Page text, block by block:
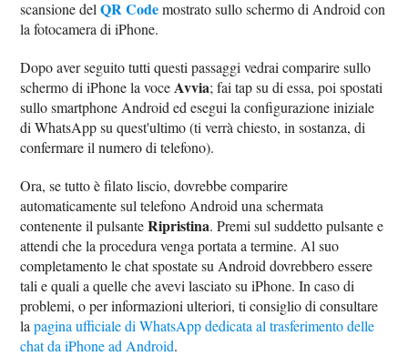
scansione delQR Codemostrato sullo schermo di Android con
la fotocamera di iPhone.
Dopo aver seguito tutti questi passaggi vedrai comparire sullo
schermo di iPhone la voce Avvia; fai tap su di essa, poi spostati
sullo smartphone Android ed esegui la configurazione iniziale
di WhatsApp su quest'ultimo (ti verrà chiesto, in sostanza, di
confermare il numero di telefono).
Ora, se tutto è filato liscio, dovrebbe comparire
automaticamente sul telefono Android una schermata
contenente il pulsanteRipristina. Premi sul suddetto pulsante e
attendi che la procedura venga portata a termine. Al suo
completamento le chat spostate su Android dovrebbero essere
tali e quali a quelle che avevi lasciato su iPhone. In caso di
problemi, o per informazioni ulteriori, ti consiglio di consultare
lapagina ufficiale di WhatsApp dedicata al trasferimento delle
chat da iPhone ad Android.